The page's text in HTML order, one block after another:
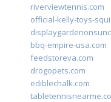
riverviewtennis.com
official-kelly-toys-
bbq-empire-usa.com
feedstoreva.com
drogopets.com
ediblechalk.com